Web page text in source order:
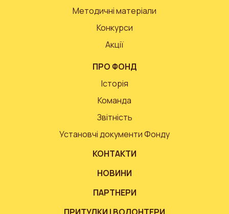
Методичні матеріали
Конкурси
Акції
ПРО ФОНД
Історія
Команда
Звітність
Установчі документи Фонду
КОНТАКТИ
НОВИНИ
ПАРТНЕРИ